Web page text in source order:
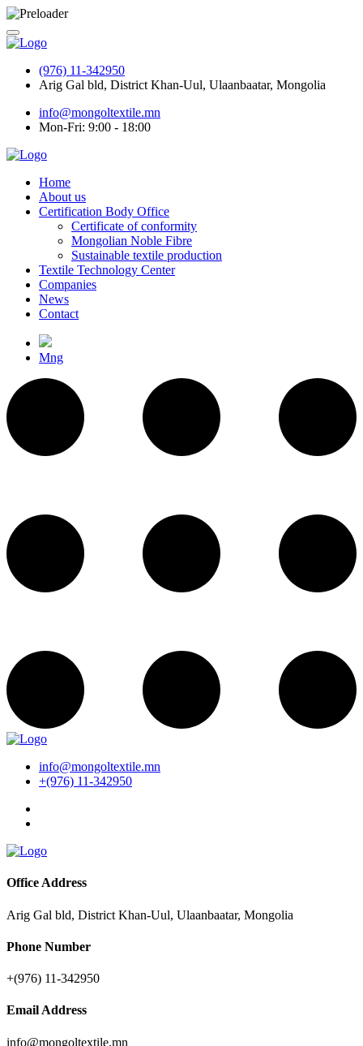
(976) 11-342950
Arig Gal bld, District Khan-Uul, Ulaanbaatar, Mongolia
info@mongoltextile.mn
Mon-Fri: 9:00 - 18:00
Home
About us
Certification Body Office
Certificate of conformity
Mongolian Noble Fibre
Sustainable textile production
Textile Technology Center
Companies
News
Contact
Mng
info@mongoltextile.mn
+(976) 11-342950
Office Address
Arig Gal bld, District Khan-Uul, Ulaanbaatar, Mongolia
Phone Number
+(976) 11-342950
Email Address
info@mongoltextile.mn